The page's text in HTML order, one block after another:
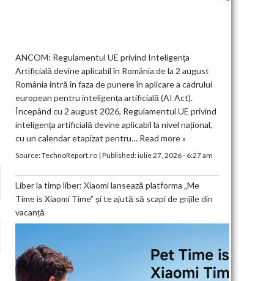
ANCOM: Regulamentul UE privind Inteligența
Artificială devine aplicabil în România de la 2 august
România intră în faza de punere în aplicare a cadrului
european pentru inteligența artificială (AI Act).
Începând cu 2 august 2026, Regulamentul UE privind
inteligența artificială devine aplicabil la nivel național,
cu un calendar etapizat pentru… Read more »
Source:TechnoReport.ro| Published:iulie 27, 2026 - 6:27 am
Liber la timp liber: Xiaomi lansează platforma „Me
Time is Xiaomi Time” și te ajută să scapi de grijile din
vacanță